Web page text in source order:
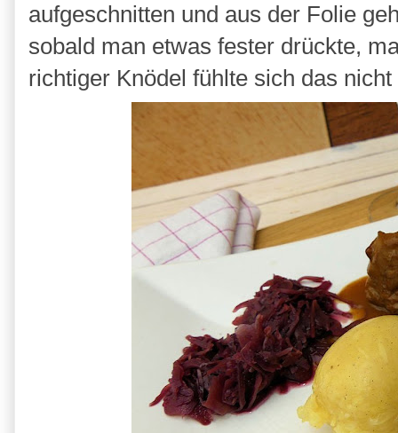
aufgeschnitten und aus der Folie
sobald man etwas fester drückte,
richtiger Knödel fühlte sich das nicht